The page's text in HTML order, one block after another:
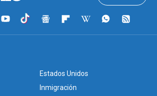
Estados Unidos
Inmigración